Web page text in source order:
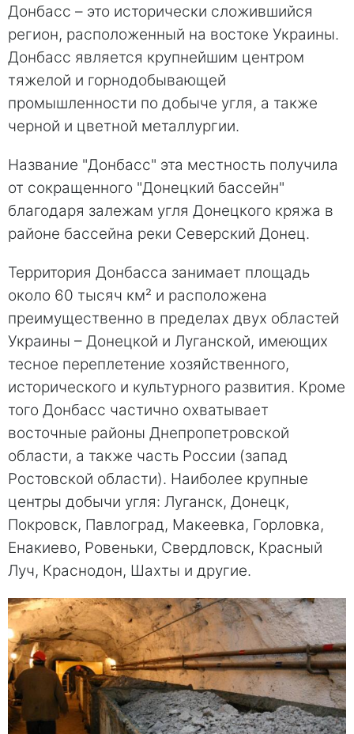
Донбасс – это исторически сложившийся
регион, расположенный на востоке Украины.
Донбасс является крупнейшим центром
тяжелой и горнодобывающей
промышленности по добыче угля, а также
черной и цветной металлургии.
Название "Донбасс" эта местность получила
от сокращенного "Донецкий бассейн"
благодаря залежам угля Донецкого кряжа в
районе бассейна реки Северский Донец.
Территория Донбасса занимает площадь
около 60 тысяч км² и расположена
преимущественно в пределах двух областей
Украины – Донецкой и Луганской, имеющих
тесное переплетение хозяйственного,
исторического и культурного развития. Кроме
того Донбасс частично охватывает
восточные районы Днепропетровской
области, а также часть России (запад
Ростовской области). Наиболее крупные
центры добычи угля: Луганск, Донецк,
Покровск, Павлоград, Макеевка, Горловка,
Енакиево, Ровеньки, Свердловск, Красный
Луч, Краснодон, Шахты и другие.